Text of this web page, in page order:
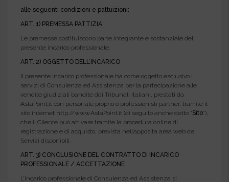
alle seguenti condizioni e pattuizioni:
ART. 1) PREMESSA PATTIZIA
Le premesse costituiscono parte integrante e sostanziale del
presente incarico professionale.
ART. 2) OGGETTO DELL’INCARICO
Il presente incarico professionale ha come oggetto esclusivo i
servizi di Consulenza ed Assistenza per la partecipazione alle
vendite giudiziali bandite dai Tribunali Italiani, prestati da
AstaPoint.it con personale proprio o professionisti partner, tramite il
sito internet http://www.AstaPoint.it (di seguito anche detto “Sito”),
che il Cliente può attivare tramite la procedura online di
registrazione e di acquisto, prevista nell’apposita area web dei
Servizi disponibili.
ART. 3) CONCLUSIONE DEL CONTRATTO DI INCARICO
PROFESSIONALE / ACCETTAZIONE
L’incarico professionale di Consulenza ed Assistenza si